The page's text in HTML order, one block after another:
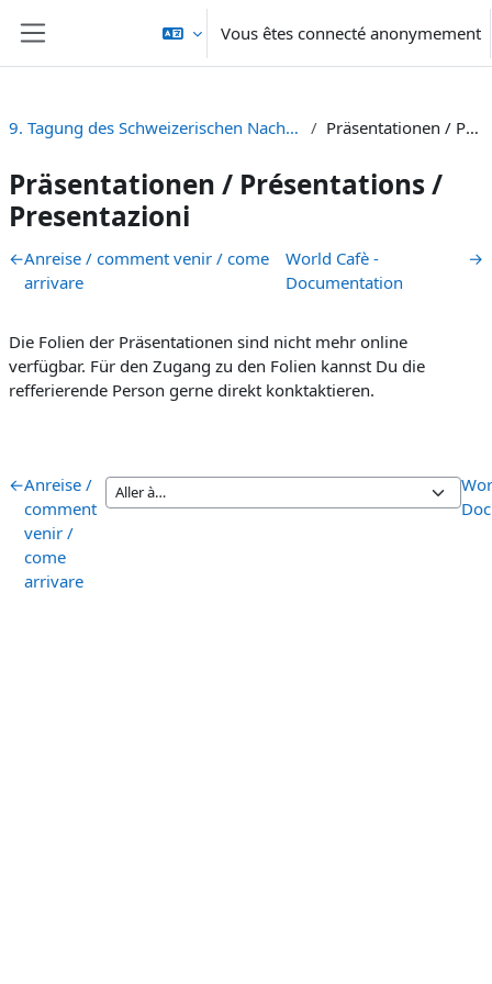
Passer au contenu principal
Vous êtes connecté anonymement
9. Tagung des Schweizerischen Nachwuchsforums Öffentliches Recht (SNÖR 2025) Präsentationen / Présentations / Presentazioni
Präsentationen / Présentations /
Presentazioni
Résumé de section
←Anreise / comment venir / come
arrivare
World Cafè -
Documentation
→
Die Folien der Präsentationen sind nicht mehr online
verfügbar. Für den Zugang zu den Folien kannst Du die
refferierende Person gerne direkt konktaktieren.
←Anreise /
comment
venir /
come
arrivare